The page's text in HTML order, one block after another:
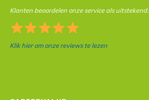
Klanten beoordelen onze service als uitstekend.
Klik hier om onze reviews te lezen